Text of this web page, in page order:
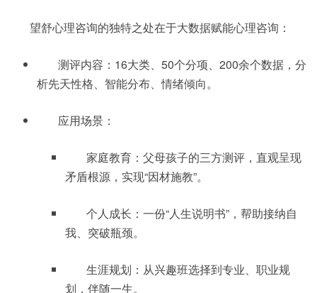
望舒心理咨询的独特之处在于大数据赋能心理咨询：
测评内容：16大类、50个分项、200余个数据，分
析先天性格、智能分布、情绪倾向。
应用场景：
家庭教育：父母孩子的三方测评，直观呈现
矛盾根源，实现“因材施教”。
个人成长：一份“人生说明书”，帮助接纳自
我、突破瓶颈。
生涯规划：从兴趣班选择到专业、职业规
划，伴随一生。